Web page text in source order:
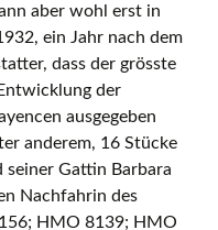
aber wohl erst in
ein Jahr nach dem
dass der grösste
der
ausgegeben
anderem, 16 Stücke
seiner Gattin Barbara
Nachfahrin des
HMO 8139; HMO